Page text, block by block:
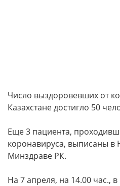
Число выздоровевших от
Казахстане достигло 50
Еще 3 пациента,
коронавируса, выписаны в
Минздраве РК.
На 7 апреля, на 14.00 час., в